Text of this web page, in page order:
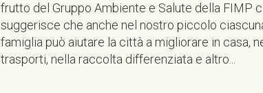
frutto del Gruppo Ambiente e Salute della FIMP
suggerisce che anche nel nostro piccolo
famiglia può aiutare la città a migliorare in casa,
trasporti, nella raccolta differenziata e altro...